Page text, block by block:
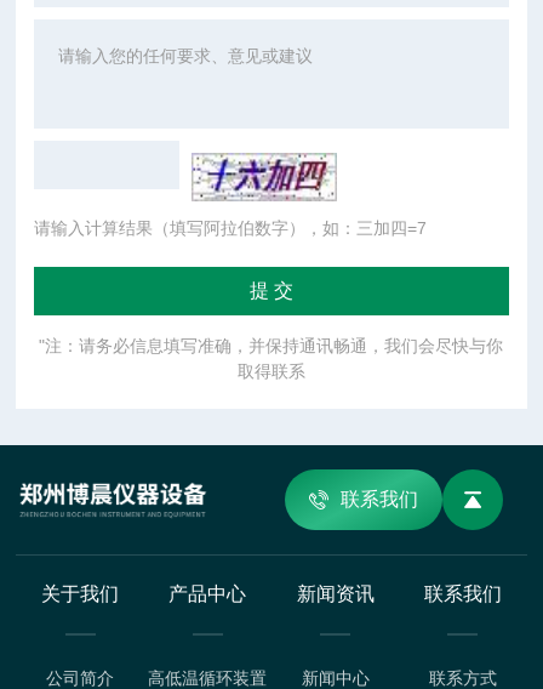
请输入计算结果（填写阿拉伯数字），如：三加四=7
"注：请务必信息填写准确，并保持通讯畅通，我们会尽快与你
取得联系
联系我们
关于我们
公司简介
产品中心
高低温循环装置
新闻资讯
新闻中心
联系我们
联系方式